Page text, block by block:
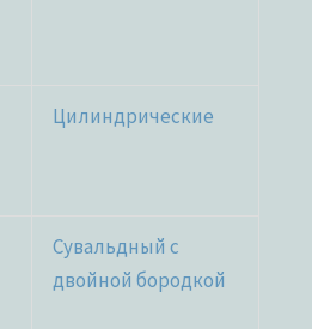
Цилиндрические
Сувальдный с
двойной бородкой